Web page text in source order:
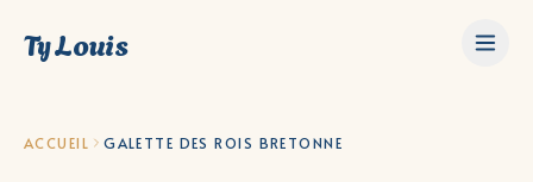
Ty Louis
ACCUEIL GALETTE DES ROIS BRETONNE